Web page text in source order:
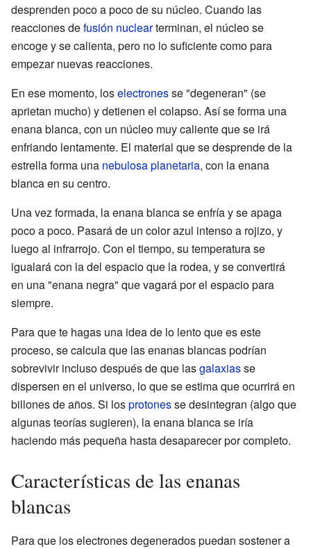
desprenden poco a poco de su núcleo. Cuando las
reacciones defusión nuclearterminan, el núcleo se
encoge y se calienta, pero no lo suficiente como para
empezar nuevas reacciones.
En ese momento, loselectronesse "degeneran" (se
aprietan mucho) y detienen el colapso. Así se forma una
enana blanca, con un núcleo muy caliente que se irá
enfriando lentamente. El material que se desprende de la
estrella forma una nebulosa planetaria, con la enana
blanca en su centro.
Una vez formada, la enana blanca se enfría y se apaga
poco a poco. Pasará de un color azul intenso a rojizo, y
luego al infrarrojo. Con el tiempo, su temperatura se
igualará con la del espacio que la rodea, y se convertirá
en una "enana negra" que vagará por el espacio para
siempre.
Para que te hagas una idea de lo lento que es este
proceso, se calcula que las enanas blancas podrían
sobrevivir incluso después de que lasgalaxiasse
dispersen en el universo, lo que se estima que ocurrirá en
billones de años. Si losprotonesse desintegran (algo que
algunas teorías sugieren), la enana blanca se iría
haciendo más pequeña hasta desaparecer por completo.
Características de las enanas
blancas
Para que los electrones degenerados puedan sostener a